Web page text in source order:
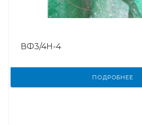
ВФ3/4Н-4
ПОДРОБНЕЕ